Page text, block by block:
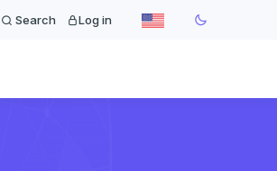
Search Log in